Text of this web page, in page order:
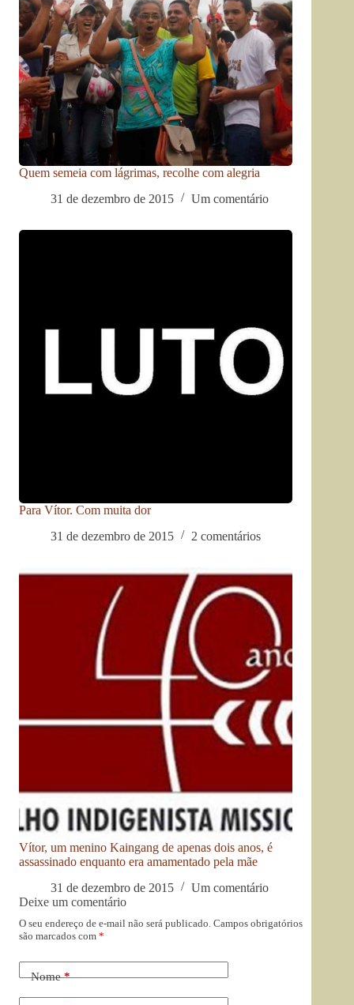
Quem semeia com lágrimas, recolhe com alegria
31 de dezembro de 2015
Um comentário
Para Vítor. Com muita dor
31 de dezembro de 2015
2 comentários
Vítor, um menino Kaingang de apenas dois anos, é
assassinado enquanto era amamentado pela mãe
31 de dezembro de 2015
Um comentário
Deixe um comentário
O seu endereço de e-mail não será publicado. Campos obrigatórios
são marcados com *
Nome*